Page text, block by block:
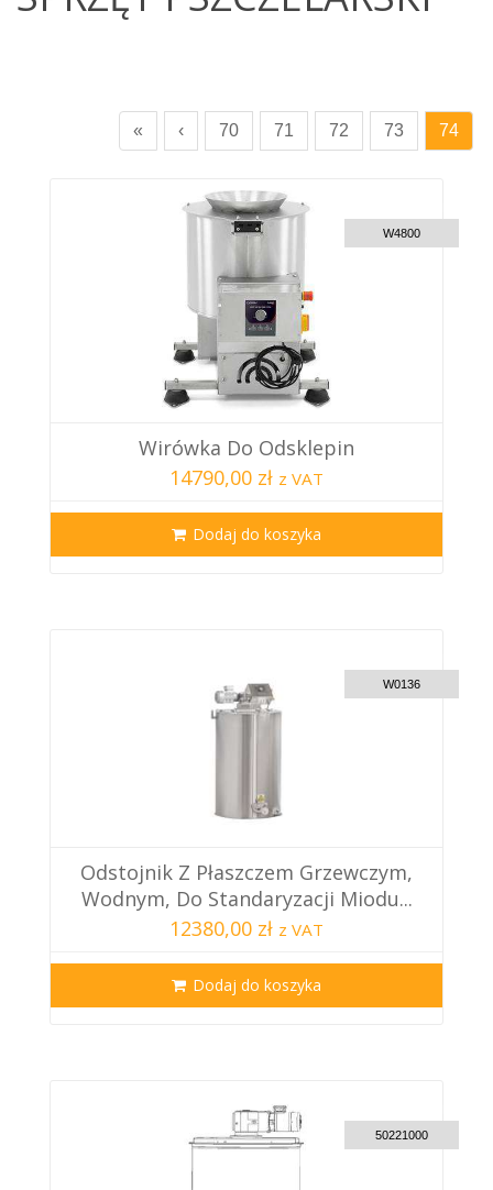
« ‹ 70 71 72 73 74
W4800
Wirówka Do Odsklepin
14790,00 zł z VAT
Dodaj do koszyka
W0136
Odstojnik Z Płaszczem Grzewczym,
Wodnym, Do Standaryzacji Miodu...
12380,00 zł z VAT
Dodaj do koszyka
50221000